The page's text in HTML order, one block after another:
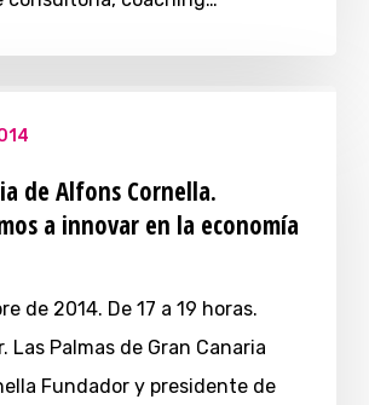
de Alfons Cornella.
a innovar en la economía
de 2014. De 17 a 19 horas.
Las Palmas de Gran Canaria
Fundador y presidente de